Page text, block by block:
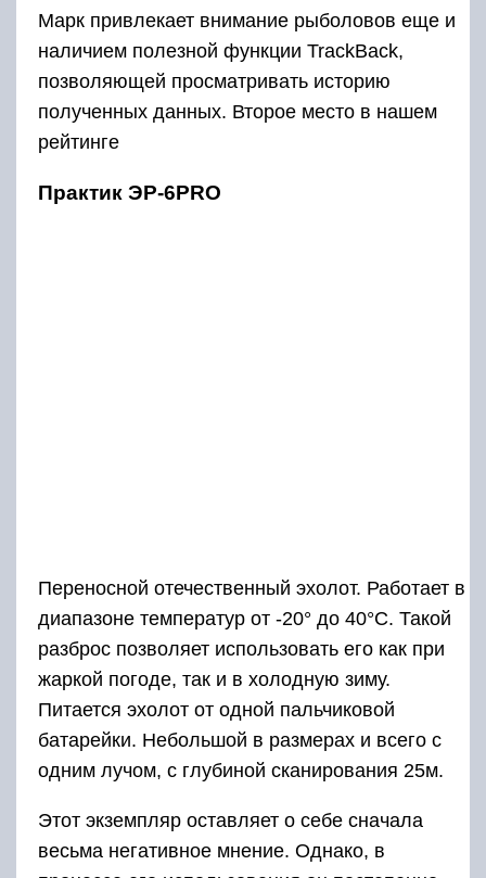
Марк привлекает внимание рыболовов еще и
наличием полезной функции TrackBack,
позволяющей просматривать историю
полученных данных. Второе место в нашем
рейтинге
Практик ЭР-6PRO
Переносной отечественный эхолот. Работает в
диапазоне температур от -20° до 40°С. Такой
разброс позволяет использовать его как при
жаркой погоде, так и в холодную зиму.
Питается эхолот от одной пальчиковой
батарейки. Небольшой в размерах и всего с
одним лучом, с глубиной сканирования 25м.
Этот экземпляр оставляет о себе сначала
весьма негативное мнение. Однако, в